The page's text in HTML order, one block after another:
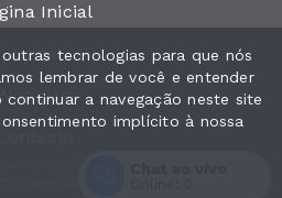
Inicial
Jornal
Notícias
tecnologias para que nós
lembrar de você e entender
a navegação neste site
implícito à nossa